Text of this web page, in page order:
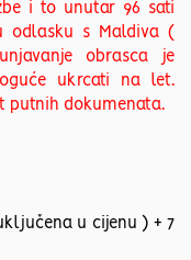
i to unutar 96 sati
s Maldiva (
obrasca je
ukrcati na let.
putnih dokumenata.
u cijenu ) + 7